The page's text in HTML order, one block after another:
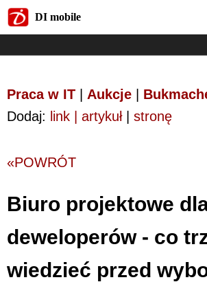
DI mobile
Praca w IT Aukcje
Dodaj: link | artykuł| stronę
«POWRÓT
Biuro projektowe
deweloperów - co
wiedzieć przed
DI mobile